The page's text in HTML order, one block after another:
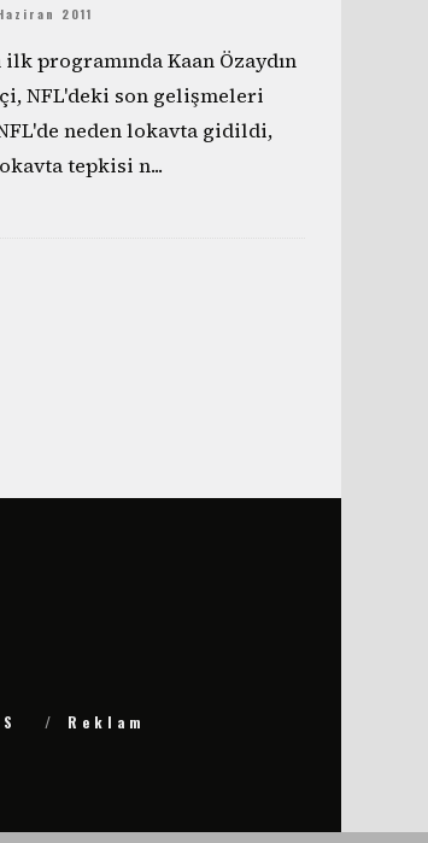
2011
programında Kaan Özaydın
NFL'deki son gelişmeleri
neden lokavta gidildi,
tepkisi n...
Reklam